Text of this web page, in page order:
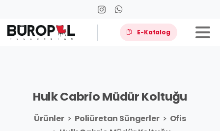
E-Katalog
HulkCabrioMüdürKoltuğu
Ürünler Poliüretan Süngerler
Ofis